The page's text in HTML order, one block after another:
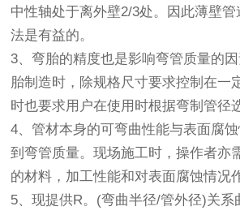
中性轴处于离外壁2/3处。因此薄壁
法是有益的。
3、弯胎的精度也是影响弯管质量的
胎制造时，除规格尺寸要求控制在一
时也要求用户在使用时根据弯制管径
4、管材本身的可弯曲性能与表面腐
到弯管质量。现场施工时，操作者亦
的材料，加工性能和对表面腐蚀情况
5、现提供R。(弯曲半径/管外径)关系